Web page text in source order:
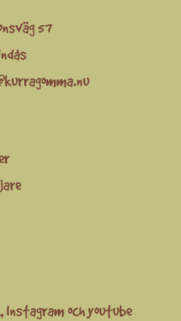
57
,Instagramochyoutube